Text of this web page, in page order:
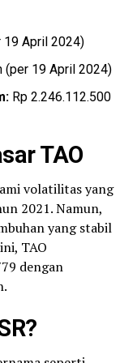
19 April 2024)
(per 19 April 2024)
Rp 2.246.112.500
TAO
volatilitas yang
2021. Namun,
yang stabil
TAO
dengan